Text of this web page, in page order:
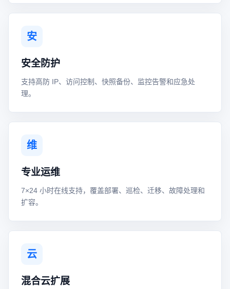
安
安全防护
支持高防 IP、访问控制、快照备份、监控告警和应急处
理。
维
专业运维
7×24 小时在线支持，覆盖部署、巡检、迁移、故障处理和
扩容。
云
混合云扩展